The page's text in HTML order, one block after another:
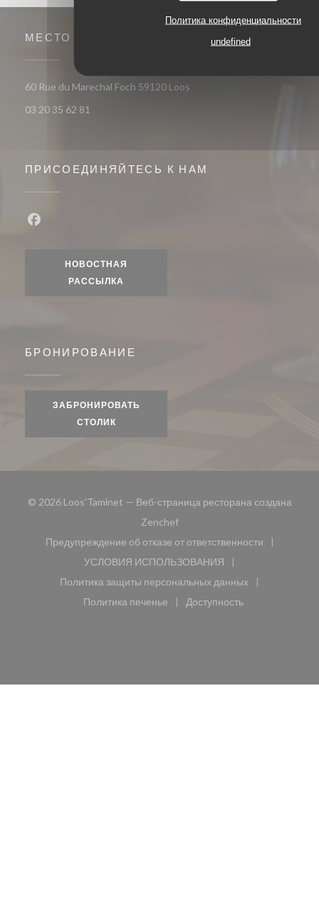
Политика конфиденциальности
undefined
МЕСТО
60 Rue du Marechal Foch 59120 Loos
03 20 35 62 81
ПРИСОЕДИНЯЙТЕСЬ К НАМ
НОВОСТНАЯ
РАССЫЛКА
БРОНИРОВАНИЕ
ЗАБРОНИРОВАТЬ
СТОЛИК
© 2026 Loos'Taminet — Веб-страница ресторана создана
Zenchef((открывается в новом окне))
Предупреждение об отказе от ответственности
((открывается в новом окне))
УСЛОВИЯ ИСПОЛЬЗОВАНИЯ
((открывается в новом окне))
Политика защиты персональных данных
((открывается в новом окне))
Политика печенье
((открывается в новом окне))
Доступность